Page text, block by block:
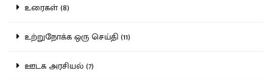
உரைகள் (8)
உற்றுநோக்க ஒரு செய்தி (11)
ஊடக அரசியல் (7)